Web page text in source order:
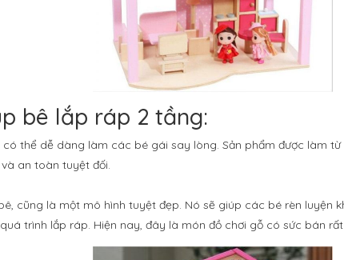
bê lắp ráp 2 tầng:
thể dễ dàng làm các bé gái say lòng. Sản phẩm được làm
an toàn tuyệt đối.
cũng là một mô hình tuyệt đẹp. Nó sẽ giúp các bé rèn luyện
trình lắp ráp. Hiện nay, đây là món đồ chơi gỗ có sức bán